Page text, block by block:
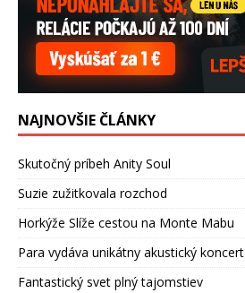
NAJNOVŠIE ČLÁNKY
Skutočný príbeh Anity Soul
Suzie zužitkovala rozchod
Horkýže Slíže cestou na Monte Mabu
Para vydáva unikátny akustický koncert
Fantastický svet plný tajomstiev